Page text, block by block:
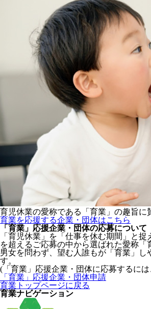
育児休業の愛称である「育業」の趣旨に
育業を応援する企業・団体はこちら
「育業」応援企業・団体の応募について
「育児休業」を「仕事を休む期間」と
を超えるご応募の中から選ばれた愛称「
男女を問わず、望む人誰もが「育業」
す。
(「育業」応援企業・団体に応募するに
「育業」応援企業・団体申請
育業トップページに戻る
育業ナビゲーション